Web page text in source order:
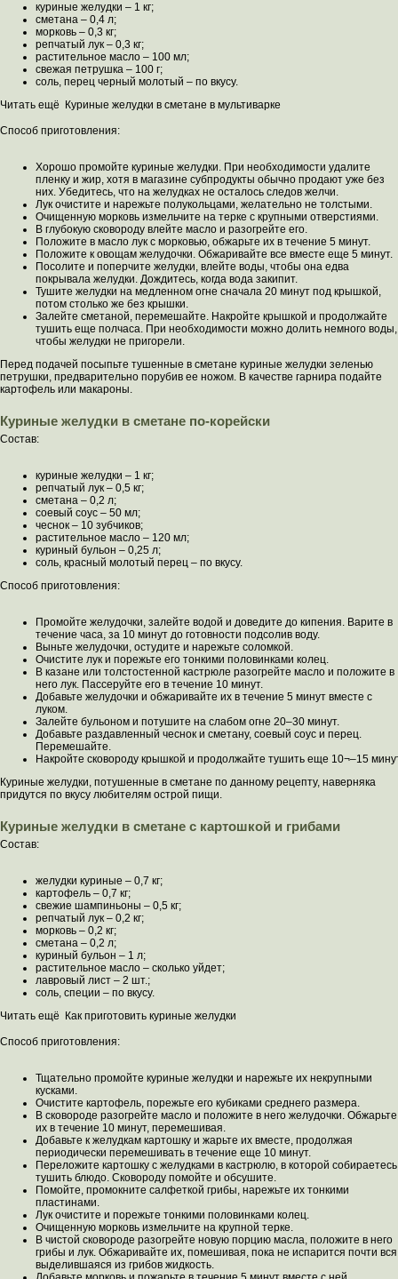
куриные желудки – 1 кг;
сметана – 0,4 л;
морковь – 0,3 кг;
репчатый лук – 0,3 кг;
растительное масло – 100 мл;
свежая петрушка – 100 г;
соль, перец черный молотый – по вкусу.
Читать ещё Куриные желудки в сметане в мультиварке
Способ приготовления:
Хорошо промойте куриные желудки. При необходимости удалите
пленку и жир, хотя в магазине субпродукты обычно продают уже без
них. Убедитесь, что на желудках не осталось следов желчи.
Лук очистите и нарежьте полукольцами, желательно не толстыми.
Очищенную морковь измельчите на терке с крупными отверстиями.
В глубокую сковороду влейте масло и разогрейте его.
Положите в масло лук с морковью, обжарьте их в течение 5 минут.
Положите к овощам желудочки. Обжаривайте все вместе еще 5 минут.
Посолите и поперчите желудки, влейте воды, чтобы она едва
покрывала желудки. Дождитесь, когда вода закипит.
Тушите желудки на медленном огне сначала 20 минут под крышкой,
потом столько же без крышки.
Залейте сметаной, перемешайте. Накройте крышкой и продолжайте
тушить еще полчаса. При необходимости можно долить немного воды,
чтобы желудки не пригорели.
Перед подачей посыпьте тушенные в сметане куриные желудки зеленью
петрушки, предварительно порубив ее ножом. В качестве гарнира подайте
картофель или макароны.
Куриные желудки в сметане по-корейски
Состав:
куриные желудки – 1 кг;
репчатый лук – 0,5 кг;
сметана – 0,2 л;
соевый соус – 50 мл;
чеснок – 10 зубчиков;
растительное масло – 120 мл;
куриный бульон – 0,25 л;
соль, красный молотый перец – по вкусу.
Способ приготовления:
Промойте желудочки, залейте водой и доведите до кипения. Варите в
течение часа, за 10 минут до готовности подсолив воду.
Выньте желудочки, остудите и нарежьте соломкой.
Очистите лук и порежьте его тонкими половинками колец.
В казане или толстостенной кастрюле разогрейте масло и положите в
него лук. Пассеруйте его в течение 10 минут.
Добавьте желудочки и обжаривайте их в течение 5 минут вместе с
луком.
Залейте бульоном и потушите на слабом огне 20–30 минут.
Добавьте раздавленный чеснок и сметану, соевый соус и перец.
Перемешайте.
Накройте сковороду крышкой и продолжайте тушить еще 10¬–15
Куриные желудки, потушенные в сметане по данному рецепту, наверняка
придутся по вкусу любителям острой пищи.
Куриные желудки в сметане с картошкой и грибами
Состав:
желудки куриные – 0,7 кг;
картофель – 0,7 кг;
свежие шампиньоны – 0,5 кг;
репчатый лук – 0,2 кг;
морковь – 0,2 кг;
сметана – 0,2 л;
куриный бульон – 1 л;
растительное масло – сколько уйдет;
лавровый лист – 2 шт.;
соль, специи – по вкусу.
Читать ещё Как приготовить куриные желудки
Способ приготовления:
Тщательно промойте куриные желудки и нарежьте их некрупными
кусками.
Очистите картофель, порежьте его кубиками среднего размера.
В сковороде разогрейте масло и положите в него желудочки. Обжарьте
их в течение 10 минут, перемешивая.
Добавьте к желудкам картошку и жарьте их вместе, продолжая
периодически перемешивать в течение еще 10 минут.
Переложите картошку с желудками в кастрюлю, в которой собираетесь
тушить блюдо. Сковороду помойте и обсушите.
Помойте, промокните салфеткой грибы, нарежьте их тонкими
пластинами.
Лук очистите и порежьте тонкими половинками колец.
Очищенную морковь измельчите на крупной терке.
В чистой сковороде разогрейте новую порцию масла, положите в него
грибы и лук. Обжаривайте их, помешивая, пока не испарится почти вся
выделившаяся из грибов жидкость.